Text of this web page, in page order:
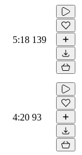
5:18 139
4:20 93